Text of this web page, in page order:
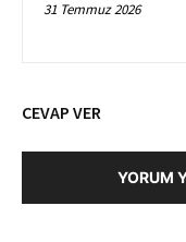
31 Temmuz 2026
CEVAP VER
YORUM